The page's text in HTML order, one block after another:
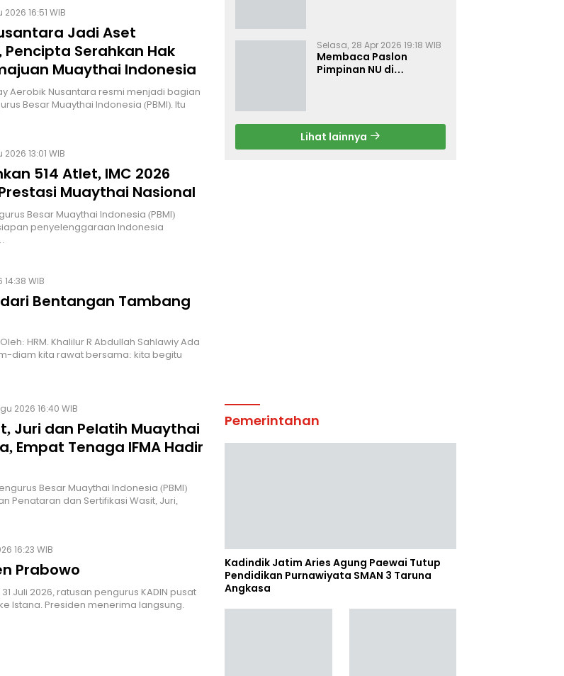
16:51 WIB
Jadi Aset
Pencipta Serahkan Hak
Muaythai Indonesia
Aerobik Nusantara resmi menjadi bagian
Besar Muaythai Indonesia (PBMI). Itu
13:01 WIB
514 Atlet, IMC 2026
Muaythai Nasional
Besar Muaythai Indonesia (PBMI)
penyelenggaraan Indonesia
WIB
Bentangan Tambang
Oleh: HRM. Khalilur R Abdullah Sahlawiy Ada
diam kita rawat bersama: kita begitu
2026 16:40 WIB
Juri dan Pelatih Muaythai
Empat Tenaga IFMA Hadir
Besar Muaythai Indonesia (PBMI)
Penataran dan Sertifikasi Wasit, Juri,
16:23 WIB
Prabowo
Juli 2026, ratusan pengurus KADIN pusat
Istana. Presiden menerima langsung.
Selasa, 28 Apr 2026 19:18 WIB
Membaca Paslon
Pimpinan NU di
Lihat lainnya
Pemerintahan
Kadindik Jatim Aries Agung Paewai Tutup
Pendidikan Purnawiyata SMAN 3 Taruna
Angkasa